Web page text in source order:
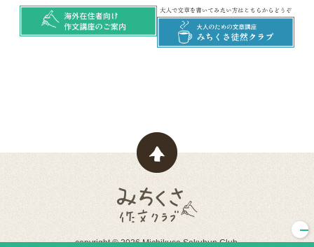
copyright © 2026 Michikusa Sakubun Club.